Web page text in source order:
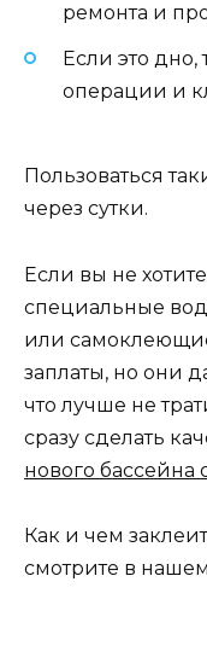
ремонта и
Если это дно,
операции и
Пользоваться
через сутки.
Если вы не
специальные
или
заплаты, но они
что лучше не
сразу сделать
нового бассейна
Как и чем
смотрите в